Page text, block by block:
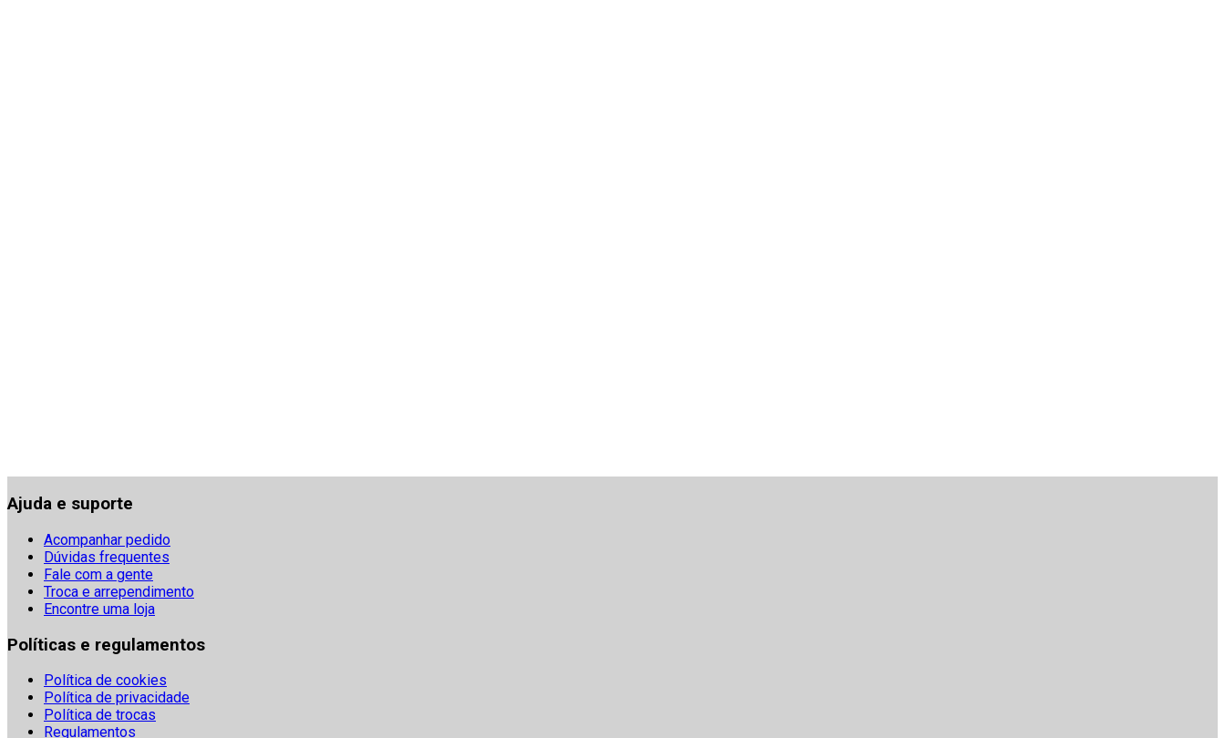
Ajuda e suporte
Acompanhar pedido
Dúvidas frequentes
Fale com a gente
Troca e arrependimento
Encontre uma loja
Políticas e regulamentos
Política de cookies
Política de privacidade
Política de trocas
Regulamentos